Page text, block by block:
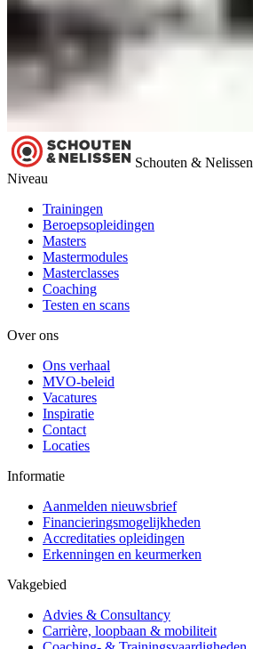
Schouten & Nelissen
Niveau
Trainingen
Beroepsopleidingen
Masters
Mastermodules
Masterclasses
Coaching
Testen en scans
Over ons
Ons verhaal
MVO-beleid
Vacatures
Inspiratie
Contact
Locaties
Informatie
Aanmelden nieuwsbrief
Financieringsmogelijkheden
Accreditaties opleidingen
Erkenningen en keurmerken
Vakgebied
Advies & Consultancy
Carrière, loopbaan & mobiliteit